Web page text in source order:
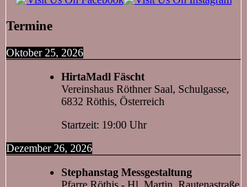
Termine
Oktober 25, 2026
HirtaMadl Fäscht
Vereinshaus Röthner Saal, Schulgasse,
6832 Röthis, Österreich
Startzeit: 19:00 Uhr
Dezember 26, 2026
Stephanstag Messgestaltung
Pfarre Röthis - Hl. Martin, Rautenastraße